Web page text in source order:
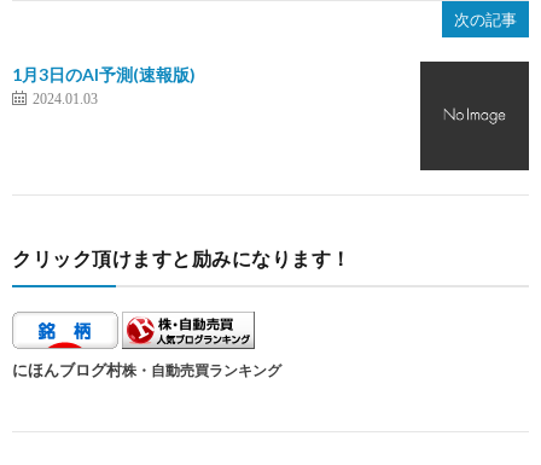
次の記事
1月3日のAI予測(速報版)
2024.01.03
クリック頂けますと励みになります！
にほんブログ村株・自動売買ランキング